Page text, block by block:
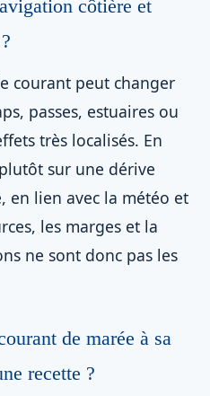
côtière et
courant peut changer
passes, estuaires ou
très localisés. En
sur une dérive
en lien avec la météo et
les marges et la
ne sont donc pas les
de marée à sa
recette ?